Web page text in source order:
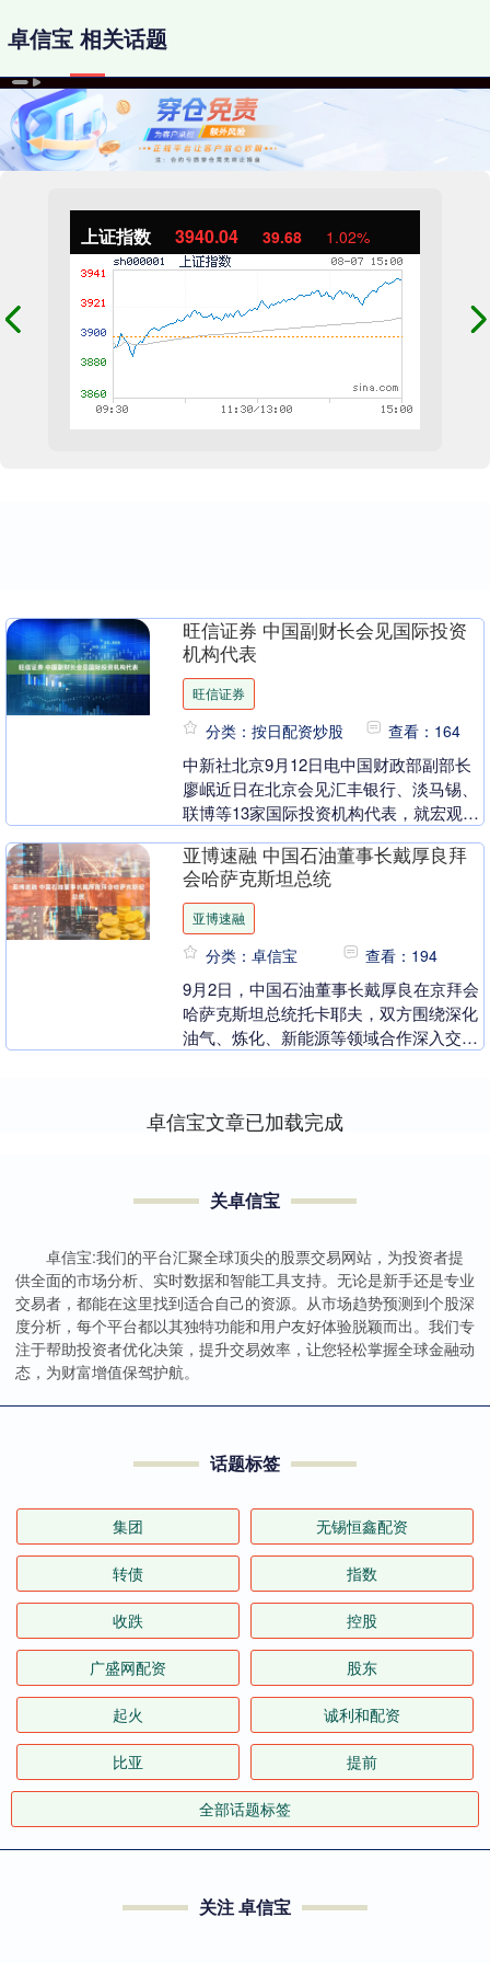
上证指数 3940.04 39.68 1.02%
卓信宝 相关话题
旺信证券 中国副财长会见国际投资
机构代表
旺信证券
分类：按日配资炒股 查看：164
中新社北京9月12日电中国财政部副部长
廖岷近日在北京会见汇丰银行、淡马锡、
联博等13家国际投资机构代表，就宏观经
济形势与政策、中美经贸关系等议题交换
意见。 廖岷....
亚博速融 中国石油董事长戴厚良拜
会哈萨克斯坦总统
亚博速融
分类：卓信宝 查看：194
9月2日，中国石油董事长戴厚良在京拜会
哈萨克斯坦总统托卡耶夫，双方围绕深化
油气、炼化、新能源等领域合作深入交
卓信宝文章已加载完成
关卓信宝
卓信宝:我们的平台汇聚全球顶尖的股票交易网站，为投资者提
供全面的市场分析、实时数据和智能工具支持。无论是新手还是专业
交易者，都能在这里找到适合自己的资源。从市场趋势预测到个股深
度分析，每个平台都以其独特功能和用户友好体验脱颖而出。我们专
注于帮助投资者优化决策，提升交易效率，让您轻松掌握全球金融动
态，为财富增值保驾护航。
话题标签
集团 无锡恒鑫配资
转债 指数
收跌 控股
广盛网配资 股东
起火 诚利和配资
比亚 提前
全部话题标签
关注 卓信宝